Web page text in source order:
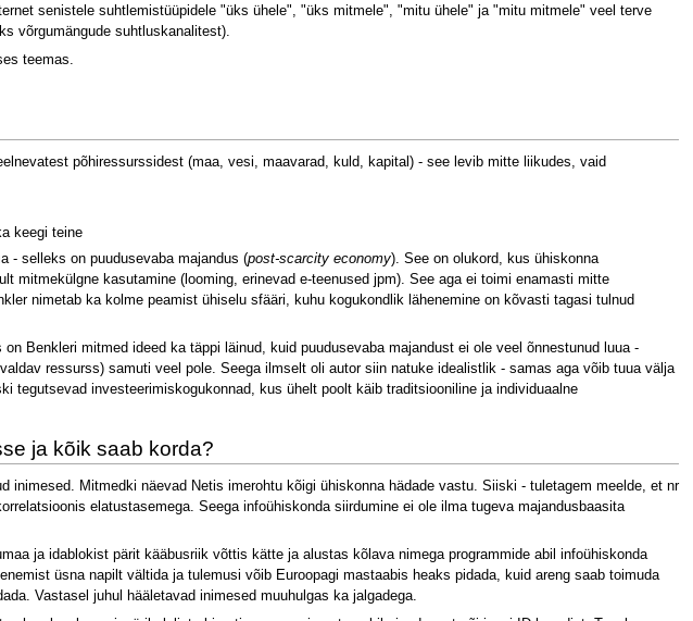
senistele suhtlemistüüpidele "üks ühele", "üks mitmele", "mitu ühele" ja "mitu mitmele" veel terve
võrgumängude suhtluskanalitest).
teemas.
põhiressurssidest (maa, vesi, maavarad, kuld, kapital) - see levib mitte liikudes, vaid
keegi teine
- selleks on puudusevaba majandus (post-scarcity economy). See on olukord, kus ühiskonna
kasutamine (looming, erinevad e-teenused jpm). See aga ei toimi enamasti mitte
nimetab ka kolme peamist ühiselu sfääri, kuhu kogukondlik lähenemine on kõvasti tagasi tulnud
Benkleri mitmed ideed ka täppi läinud, kuid puudusevaba majandust ei ole veel õnnestunud luua -
ressurss) samuti veel pole. Seega ilmselt oli autor siin natuke idealistlik - samas aga võib tuua välja
investeerimiskogukonnad, kus ühelt poolt käib traditsiooniline ja individuaalne
ja kõik saab korda?
Mitmedki näevad Netis imerohtu kõigi ühiskonna hädade vastu. Siiski - tuletagem meelde, et nr
elatustasemega. Seega infoühiskonda siirdumine ei ole ilma tugeva majandusbaasita
ja idablokist pärit kääbusriik võttis kätte ja alustas kõlava nimega programmide abil infoühiskonda
üsna napilt vältida ja tulemusi võib Euroopagi mastaabis heaks pidada, kuid areng saab toimuda
Vastasel juhul hääletavad inimesed muuhulgas ka jalgadega.